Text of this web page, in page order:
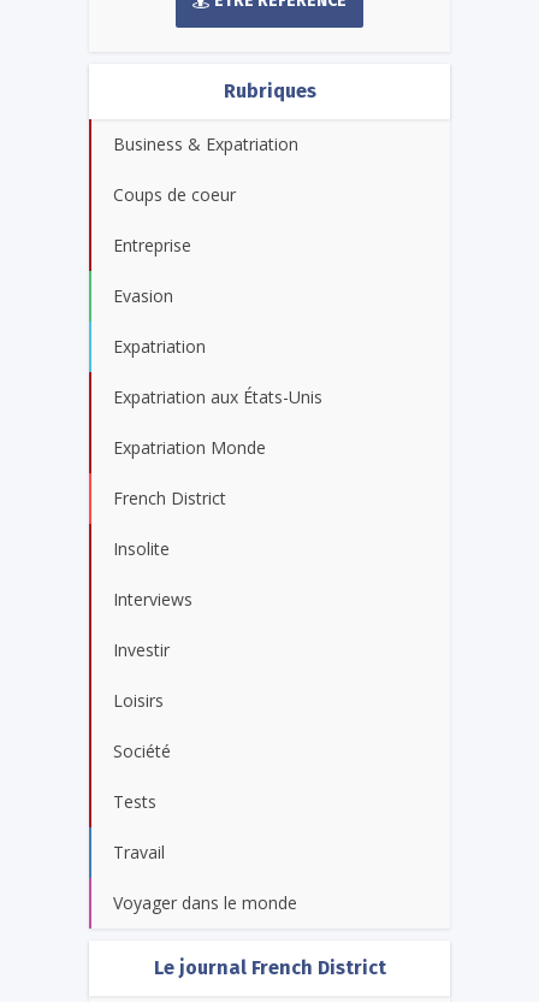
Rubriques
Business & Expatriation
Coups de coeur
Entreprise
Evasion
Expatriation
Expatriation aux États-Unis
Expatriation Monde
French District
Insolite
Interviews
Investir
Loisirs
Société
Tests
Travail
Voyager dans le monde
Le journal French District